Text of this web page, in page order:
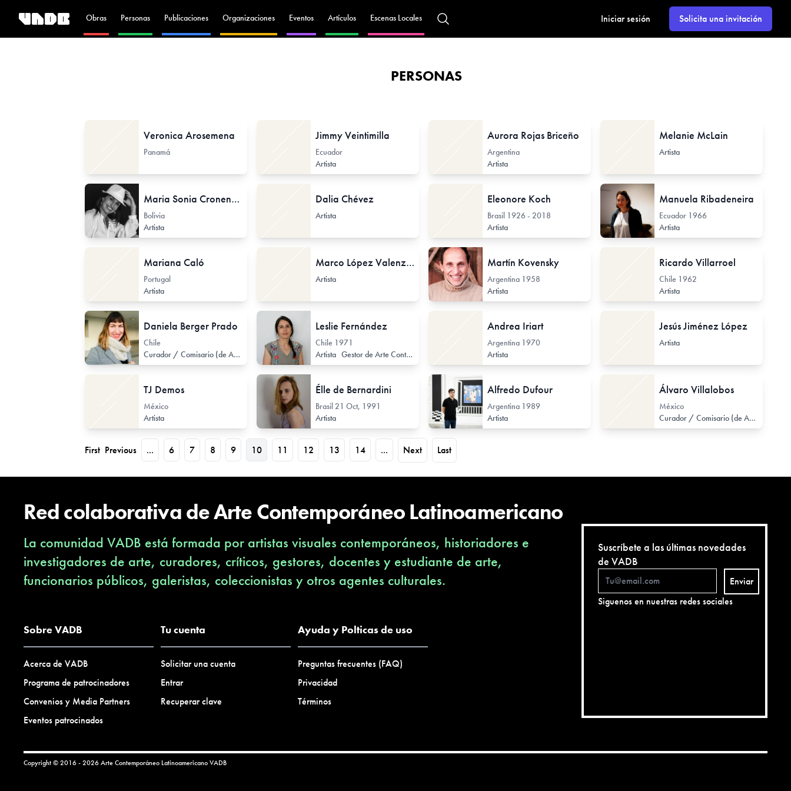
Obras Personas Publicaciones Organizaciones Eventos Artículos Escenas Locales Iniciar sesión Solicita una invitación
PERSONAS
Veronica Arosemena
Panamá
Jimmy Veintimilla
Ecuador
Artista
Aurora Rojas Briceño
Argentina
Artista
Melanie McLain
Artista
Maria Sonia Cronenbold Zankiz
Bolivia
Artista
Dalia Chévez
Artista
Eleonore Koch
Brasil 1926 - 2018
Artista
Manuela Ribadeneira
Ecuador 1966
Artista
Mariana Caló
Portugal
Artista
Marco López Valenzuela
Artista
Martín Kovensky
Argentina 1958
Artista
Ricardo Villarroel
Chile 1962
Artista
Daniela Berger Prado
Chile
Curador / Comisario (de Arte Contemporáneo)
Investigador de Arte Contemporáneo Gestor de Arte Contemporáneo
Leslie Fernández
Chile 1971
Artista Gestor de Arte Contemporáneo Curador / Comisario (de Arte Contemporáneo)
Andrea Iriart
Argentina 1970
Artista
Jesús Jiménez López
Artista
TJ Demos
México
Artista
Élle de Bernardini
Brasil21 Oct, 1991
Artista
Alfredo Dufour
Argentina 1989
Artista
Álvaro Villalobos
México
Curador / Comisario (de Arte Contemporáneo)
First Previous ... 6 7 8 9 10 11 12 13 14 ... Next Last
Red colaborativa de Arte Contemporáneo Latinoamericano
La comunidad VADB está formada por artistas visuales contemporáneos, historiadores e
investigadores de arte, curadores, críticos, gestores, docentes y estudiante de arte,
funcionarios públicos, galeristas, coleccionistas y otros agentes culturales.
Sobre VADB
Acerca de VADB
Programa de patrocinadores
Convenios y Media Partners
Eventos patrocinados
Tu cuenta
Solicitar una cuenta
Entrar
Recuperar clave
Ayuda y Polticas de uso
Preguntas frecuentes (FAQ)
Privacidad
Términos
Suscríbete a las últimas novedades
de VADB
Enviar
Siguenos en nuestras redes sociales
Copyright © 2016 - 2026 Arte Contemporáneo LatinoamericanoVADB